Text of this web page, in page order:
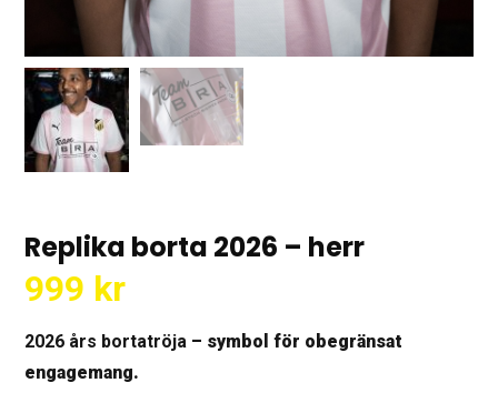
Replika borta 2026 – herr
999 kr
2026 års bortatröja – symbol för obegränsat
engagemang.